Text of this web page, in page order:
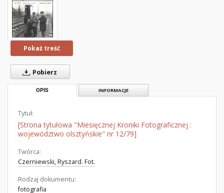
Pokaż treść
Pobierz
OPIS INFORMACJE
Tytuł:
[Strona tytułowa "Miesięcznej Kroniki Fotograficznej :
województwo olsztyńskie" nr 12/79]
Twórca:
Czerniewski, Ryszard. Fot.
Rodzaj dokumentu:
fotografia